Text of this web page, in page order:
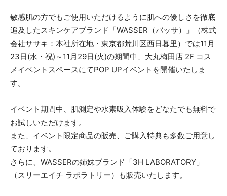
敏感肌の方でもご使用いただけるように肌への優しさを徹底
追及したスキンケアブランド「WASSER（バッサ）」（株式
会社ササキ：本社所在地・東京都荒川区西日暮里）では11月
23日(水・祝)～11月29日(火)の期間中、大丸梅田店 2F コス
メイベントスペースにてPOP UPイベントを開催いたしま
す。
イベント期間中、肌測定や水素吸入体験をどなたでも無料で
お試しいただけます。
また、イベント限定商品の販売、ご購入特典も多数ご用意し
ております。
さらに、WASSERの姉妹ブランド「3H LABORATORY」
（スリーエイチ ラボラトリー）も販売いたします。